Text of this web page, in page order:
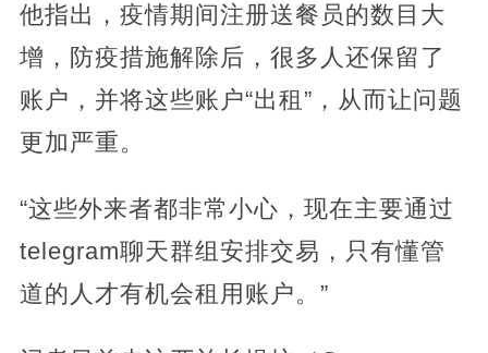
他指出，疫情期间注册送餐员的数目大
增，防疫措施解除后，很多人还保留了
账户，并将这些账户“出租”，从而让问题
更加严重。
“这些外来者都非常小心，现在主要通过
telegram聊天群组安排交易，只有懂管
道的人才有机会租用账户。”